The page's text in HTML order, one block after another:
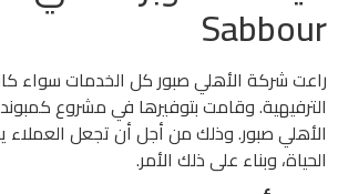
Sabbour
راعت شركة الأهلي صبور كل الخدمات سواء
الأهلي صبور. وذلك من أجل أن تجعل
الحياة، وبناء على ذلك الأمر.